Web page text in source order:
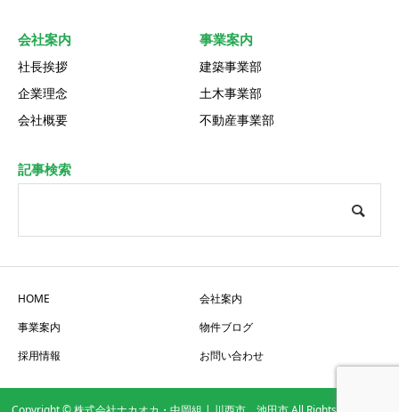
会社案内
社長挨拶
企業理念
会社概要
事業案内
建築事業部
土木事業部
不動産事業部
記事検索
HOME
会社案内
事業案内
物件ブログ
採用情報
お問い合わせ